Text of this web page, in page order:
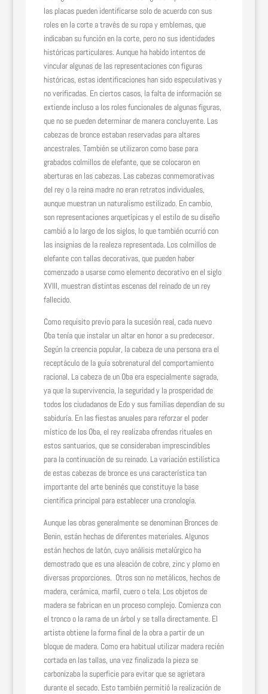
las placas pueden identificarse solo de acuerdo con sus
roles en la corte a través de su ropa y emblemas, que
indicaban su función en la corte, pero no sus identidades
históricas particulares. Aunque ha habido intentos de
vincular algunas de las representaciones con figuras
históricas, estas identificaciones han sido especulativas y
no verificadas. En ciertos casos, la falta de información se
extiende incluso a los roles funcionales de algunas figuras,
que no se pueden determinar de manera concluyente. Las
cabezas de bronce estaban reservadas para altares
ancestrales. También se utilizaron como base para
grabados colmillos de elefante, que se colocaron en
aberturas en las cabezas. Las cabezas conmemorativas
del rey o la reina madre no eran retratos individuales,
aunque muestran un naturalismo estilizado. En cambio,
son representaciones arquetípicas y el estilo de su diseño
cambió a lo largo de los siglos, lo que también ocurrió con
las insignias de la realeza representada. Los colmillos de
elefante con tallas decorativas, que pueden haber
comenzado a usarse como elemento decorativo en el siglo
XVIII, muestran distintas escenas del reinado de un rey
fallecido.
Como requisito previo para la sucesión real, cada nuevo
Oba tenía que instalar un altar en honor a su predecesor.
Según la creencia popular, la cabeza de una persona era el
receptáculo de la guía sobrenatural del comportamiento
racional. La cabeza de un Oba era especialmente sagrada,
ya que la supervivencia, la seguridad y la prosperidad de
todos los ciudadanos de Edo y sus familias dependían de su
sabiduría. En las fiestas anuales para reforzar el poder
místico de los Oba, el rey realizaba ofrendas rituales en
estos santuarios, que se consideraban imprescindibles
para la continuación de su reinado. La variación estilística
de estas cabezas de bronce es una característica tan
importante del arte beninés que constituye la base
científica principal para establecer una cronología.
Aunque las obras generalmente se denominan Bronces de
Benin, están hechas de diferentes materiales. Algunos
están hechos de latón, cuyo análisis metalúrgico ha
demostrado que es una aleación de cobre, zinc y plomo en
diversas proporciones. Otros son no metálicos, hechos de
madera, cerámica, marfil, cuero o tela. Los objetos de
madera se fabrican en un proceso complejo. Comienza con
el tronco o la rama de un árbol y se talla directamente. El
artista obtiene la forma final de la obra a partir de un
bloque de madera. Como era habitual utilizar madera recién
cortada en las tallas, una vez finalizada la pieza se
carbonizaba la superficie para evitar que se agrietara
durante el secado. Esto también permitió la realización de